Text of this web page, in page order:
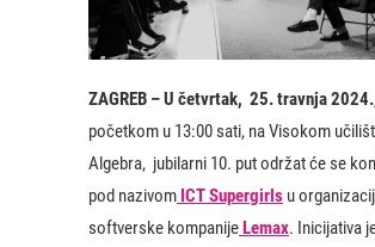
ZAGREB – U četvrtak, 25. travnja 2024.
početkom u 13:00 sati, na Visokom
Algebra, jubilarni 10. put održat će se
pod nazivom ICT Supergirls u
softverske kompanijeLemax. Inicijativa